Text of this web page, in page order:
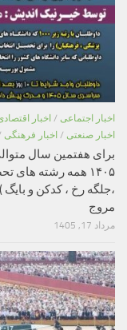
اخبار اجتماعی / اخبار
اخبار صنعتی / اخبار فرهنگی
برای هفتمین سال
۱۴۰۵ همه رشته
،جلگه رخ ، کدکن و
مروج
مرداد 17, 1405